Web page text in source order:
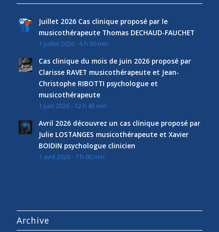
Juillet 2026 Cas clinique proposé par le
musicothérapeute Thomas DECHAUD-FAUCHET
1 juillet 2026 - 6 h 00 min
Cas clinique du mois de juin 2026 proposé par
Clarisse RAVET musicothérapeute et Jean-
Christophe RIBOTTI psychologue et
musicothérapeute
1 juin 2026 - 12 h 45 min
Avril 2026 découvrez un cas clinique proposé par
Julie LOSTANGES musicothérapeute et Xavier
BOIDIN psychologue clinicien
1 avril 2026 - 7 h 00 min
Archive